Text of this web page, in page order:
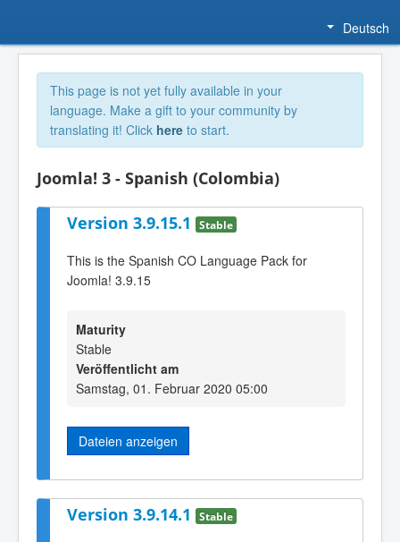
Deutsch
This page is not yet fully available in your
language. Make a gift to your community by
translating it! Click here to start.
Joomla! 3 - Spanish (Colombia)
Version 3.9.15.1 Stable
This is the Spanish CO Language Pack for
Joomla! 3.9.15
Maturity
Stable
Veröffentlicht am
Samstag, 01. Februar 2020 05:00
Dateien anzeigen
Version 3.9.14.1 Stable